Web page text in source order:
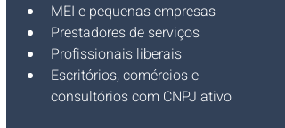
MEI e pequenas empresas
Prestadores de serviços
Profissionais liberais
Escritórios, comércios e
consultórios com CNPJ ativo